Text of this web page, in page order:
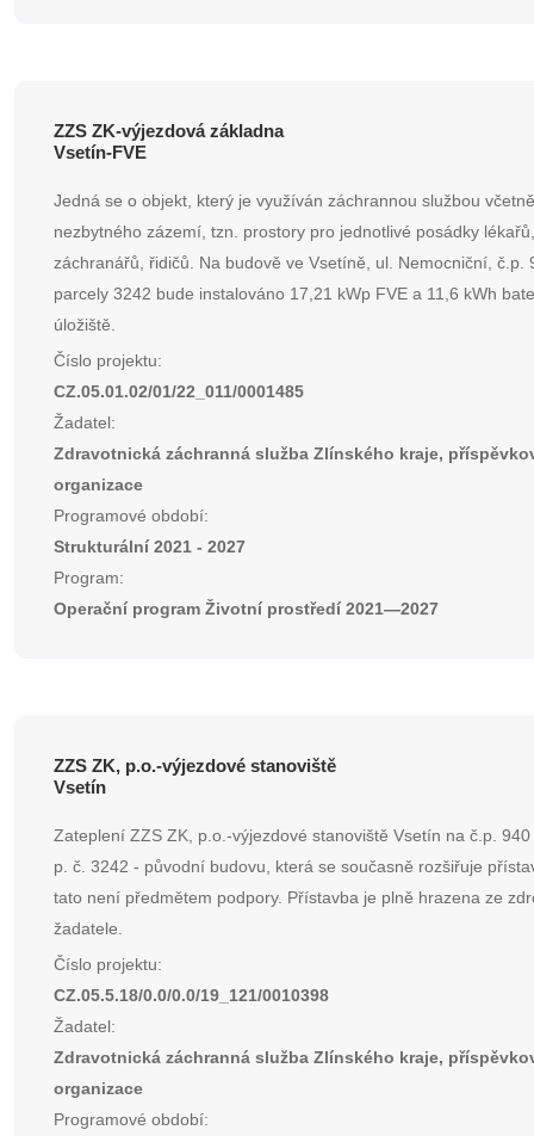
ZZS ZK-výjezdová základna
Vsetín-FVE
Jedná se o objekt, který je využíván záchrannou službou
nezbytného zázemí, tzn. prostory pro jednotlivé posádky lékařů,
záchranářů, řidičů. Na budově ve Vsetíně, ul. Nemocniční, č.p.
parcely 3242 bude instalováno 17,21 kWp FVE a 11,6 kWh
úložiště.
Číslo projektu:
CZ.05.01.02/01/22_011/0001485
Žadatel:
Zdravotnická záchranná služba Zlínského kraje,
organizace
Programové období:
Strukturální 2021 - 2027
Program:
Operační program Životní prostředí 2021—2027
ZZS ZK, p.o.-výjezdové stanoviště
Vsetín
Zateplení ZZS ZK, p.o.-výjezdové stanoviště Vsetín na č.p.
p. č. 3242 - původní budovu, která se současně rozšiřuje
tato není předmětem podpory. Přístavba je plně hrazena ze
žadatele.
Číslo projektu:
CZ.05.5.18/0.0/0.0/19_121/0010398
Žadatel:
Zdravotnická záchranná služba Zlínského kraje,
organizace
Programové období: